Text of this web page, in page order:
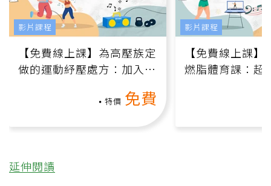
【免費線上課】為高壓族定
做的運動紓壓處方：加入行
特價 免費
影片課程
【免費線上課
燃脂體育課：超
影片課程
延伸閱讀